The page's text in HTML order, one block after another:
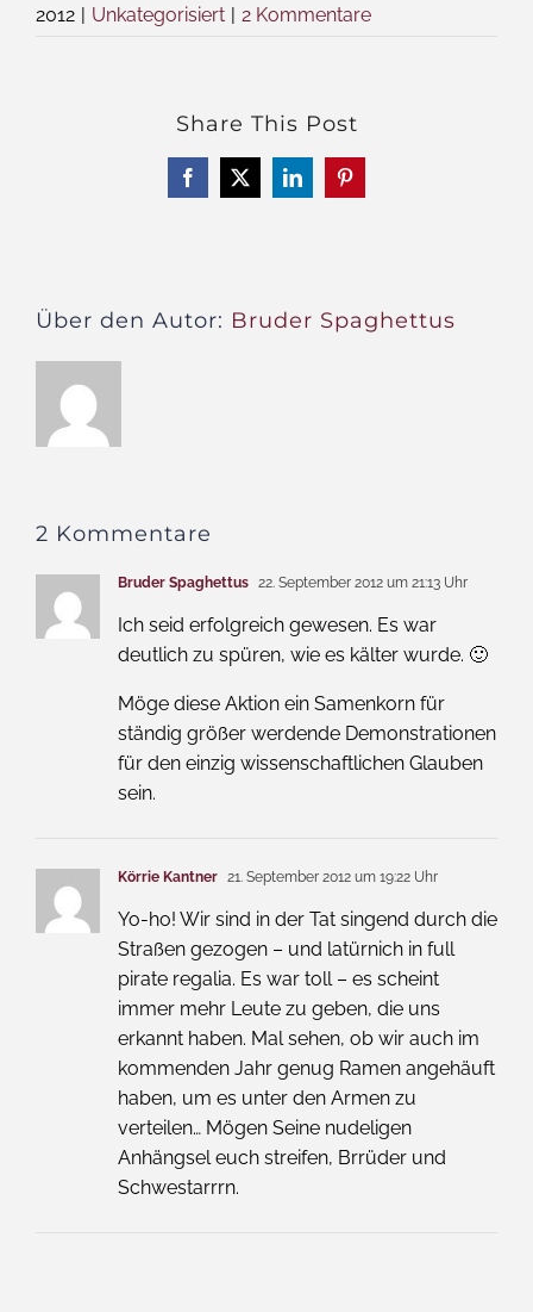
2012 | Unkategorisiert | 2 Kommentare
Share This Post
Facebook
X LinkedInPinterest
Über den Autor: Bruder Spaghettus
2 Kommentare
Bruder Spaghettus 22. September 2012 um 21:13 Uhr
Ich seid erfolgreich gewesen. Es war
deutlich zu spüren, wie es kälter wurde. 🙂
Möge diese Aktion ein Samenkorn für
ständig größer werdende Demonstrationen
für den einzig wissenschaftlichen Glauben
sein.
Körrie Kantner 21. September 2012 um 19:22 Uhr
Yo-ho! Wir sind in der Tat singend durch die
Straßen gezogen – und latürnich in full
pirate regalia. Es war toll – es scheint
immer mehr Leute zu geben, die uns
erkannt haben. Mal sehen, ob wir auch im
kommenden Jahr genug Ramen angehäuft
haben, um es unter den Armen zu
verteilen… Mögen Seine nudeligen
Anhängsel euch streifen, Brrüder und
Schwestarrrn.